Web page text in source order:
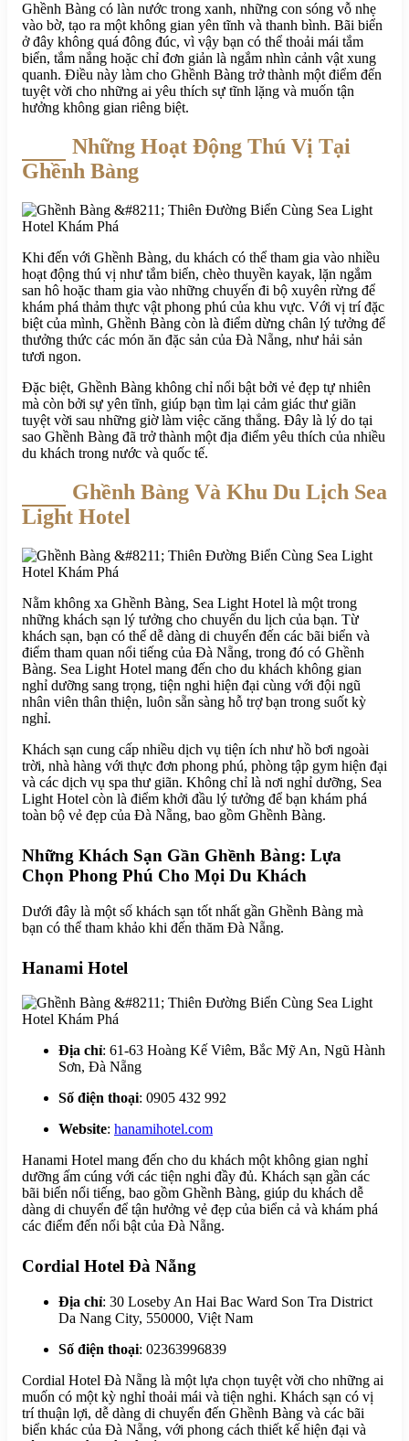
Ghềnh Bàng có làn nước trong xanh, những con sóng vỗ nhẹ
vào bờ, tạo ra một không gian yên tĩnh và thanh bình. Bãi biển
ở đây không quá đông đúc, vì vậy bạn có thể thoải mái tắm
biển, tắm nắng hoặc chỉ đơn giản là ngắm nhìn cảnh vật xung
quanh. Điều này làm cho Ghềnh Bàng trở thành một điểm đến
tuyệt vời cho những ai yêu thích sự tĩnh lặng và muốn tận
hưởng không gian riêng biệt.
Những Hoạt Động Thú Vị Tại
Ghềnh Bàng
Khi đến với Ghềnh Bàng, du khách có thể tham gia vào nhiều
hoạt động thú vị như tắm biển, chèo thuyền kayak, lặn ngắm
san hô hoặc tham gia vào những chuyến đi bộ xuyên rừng để
khám phá thảm thực vật phong phú của khu vực. Với vị trí đặc
biệt của mình, Ghềnh Bàng còn là điểm dừng chân lý tưởng để
thưởng thức các món ăn đặc sản của Đà Nẵng, như hải sản
tươi ngon.
Đặc biệt, Ghềnh Bàng không chỉ nổi bật bởi vẻ đẹp tự nhiên
mà còn bởi sự yên tĩnh, giúp bạn tìm lại cảm giác thư giãn
tuyệt vời sau những giờ làm việc căng thẳng. Đây là lý do tại
sao Ghềnh Bàng đã trở thành một địa điểm yêu thích của nhiều
du khách trong nước và quốc tế.
Ghềnh Bàng Và Khu Du Lịch Sea
Light Hotel
Nằm không xa Ghềnh Bàng, Sea Light Hotel là một trong
những khách sạn lý tưởng cho chuyến du lịch của bạn. Từ
khách sạn, bạn có thể dễ dàng di chuyển đến các bãi biển và
điểm tham quan nổi tiếng của Đà Nẵng, trong đó có Ghềnh
Bàng. Sea Light Hotel mang đến cho du khách không gian
nghỉ dưỡng sang trọng, tiện nghi hiện đại cùng với đội ngũ
nhân viên thân thiện, luôn sẵn sàng hỗ trợ bạn trong suốt kỳ
nghỉ.
Khách sạn cung cấp nhiều dịch vụ tiện ích như hồ bơi ngoài
trời, nhà hàng với thực đơn phong phú, phòng tập gym hiện đại
và các dịch vụ spa thư giãn. Không chỉ là nơi nghỉ dưỡng, Sea
Light Hotel còn là điểm khởi đầu lý tưởng để bạn khám phá
toàn bộ vẻ đẹp của Đà Nẵng, bao gồm Ghềnh Bàng.
Những Khách Sạn Gần Ghềnh Bàng: Lựa
Chọn Phong Phú Cho Mọi Du Khách
Dưới đây là một số khách sạn tốt nhất gần Ghềnh Bàng mà
bạn có thể tham khảo khi đến thăm Đà Nẵng.
Hanami Hotel
Địa chỉ: 61-63 Hoàng Kế Viêm, Bắc Mỹ An, Ngũ Hành
Sơn, Đà Nẵng
Số điện thoại: 0905 432 992
Website: hanamihotel.com
Hanami Hotel mang đến cho du khách một không gian nghỉ
dưỡng ấm cúng với các tiện nghi đầy đủ. Khách sạn gần các
bãi biển nổi tiếng, bao gồm Ghềnh Bàng, giúp du khách dễ
dàng di chuyển để tận hưởng vẻ đẹp của biển cả và khám phá
các điểm đến nổi bật của Đà Nẵng.
Cordial Hotel Đà Nẵng
Địa chỉ: 30 Loseby An Hai Bac Ward Son Tra District
Da Nang City, 550000, Việt Nam
Số điện thoại: 02363996839
Cordial Hotel Đà Nẵng là một lựa chọn tuyệt vời cho những ai
muốn có một kỳ nghỉ thoải mái và tiện nghi. Khách sạn có vị
trí thuận lợi, dễ dàng di chuyển đến Ghềnh Bàng và các bãi
biển khác của Đà Nẵng, với phong cách thiết kế hiện đại và